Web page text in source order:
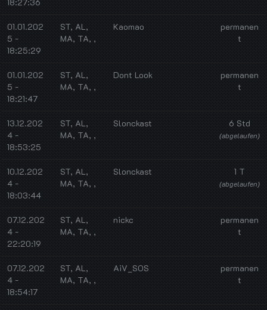
01.01.202
5 -
18:25:29
ST, AL,
MA, TA, ,
Kaomao
permanen
t
01.01.202
5 -
18:21:47
ST, AL,
MA, TA, ,
Dont Look
permanen
t
13.12.202
4 -
18:53:25
ST, AL,
MA, TA, ,
Slonckast 6 Std
(abgelaufen)
10.12.202
4 -
18:03:44
ST, AL,
MA, TA, ,
Slonckast 1 T
(abgelaufen)
07.12.202
4 -
22:20:19
ST, AL,
MA, TA, ,
nickc
permanen
t
07.12.202
4 -
18:54:17
ST, AL,
MA, TA, ,
AiV_SOS
permanen
t